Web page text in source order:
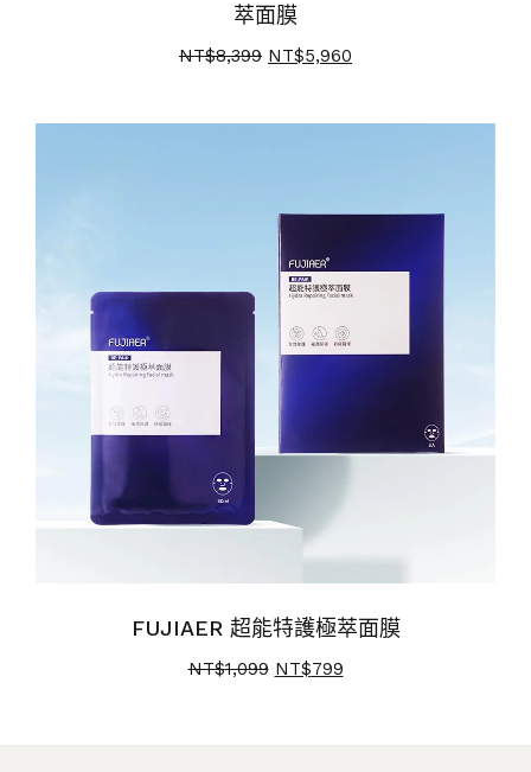
萃面膜
NT$8,399 NT$5,960
FUJIAER 超能特護極萃面膜
NT$1,099 NT$799